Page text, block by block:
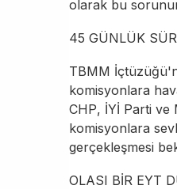
olarak bu
45 GÜNLÜK
TBMM
komisyonlara
CHP, İYİ Parti ve
komisyonlara
gerçekleşmesi
OLASI BİR EYT